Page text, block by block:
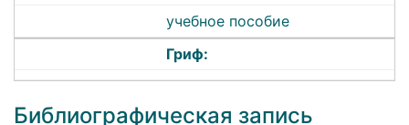
учебное пособие
Гриф:
Библиографическая запись